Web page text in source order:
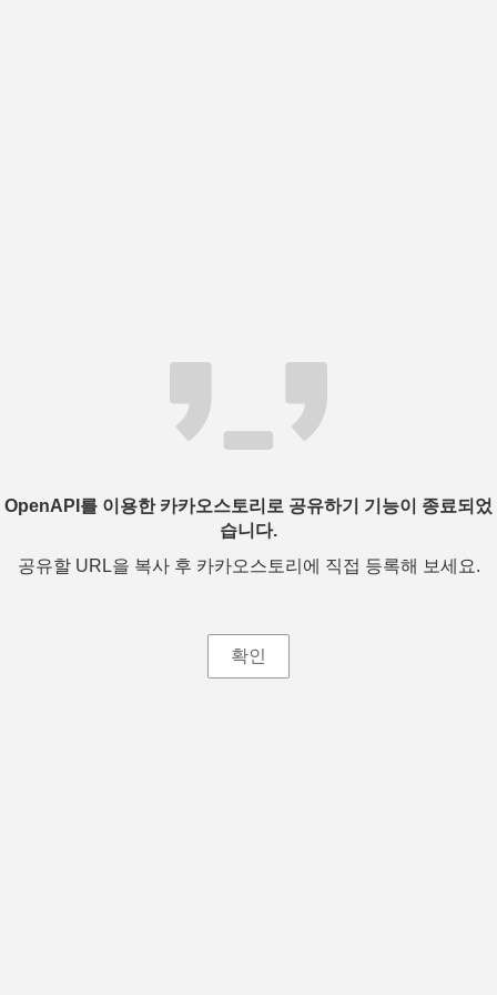
OpenAPI를 이용한 카카오스토리로 공유하기 기능이 종료되었
습니다.
공유할 URL을 복사 후 카카오스토리에 직접 등록해 보세요.
확인